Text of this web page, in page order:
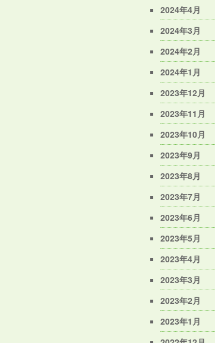
2024年4月
2024年3月
2024年2月
2024年1月
2023年12月
2023年11月
2023年10月
2023年9月
2023年8月
2023年7月
2023年6月
2023年5月
2023年4月
2023年3月
2023年2月
2023年1月